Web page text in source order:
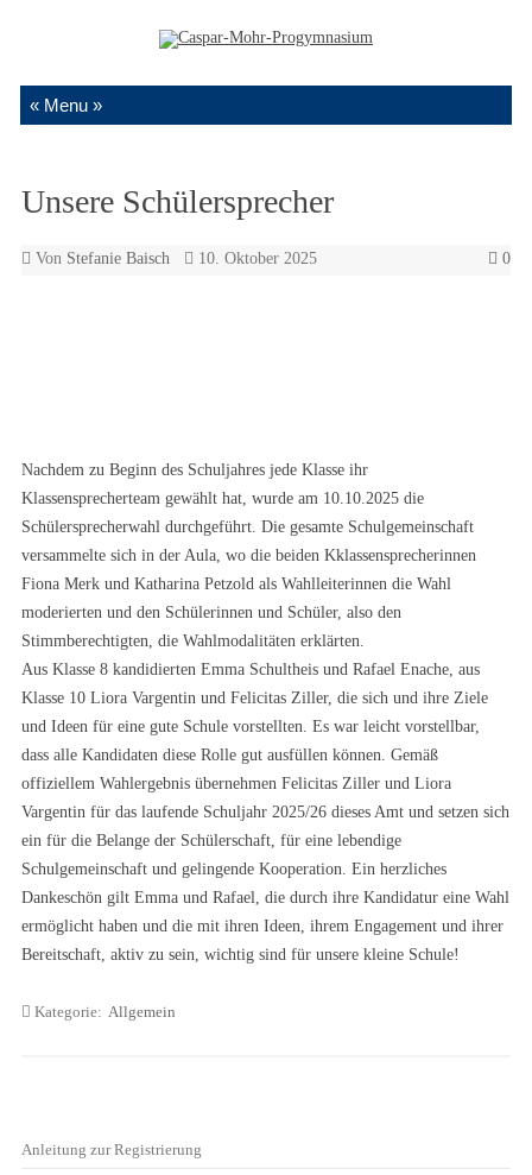
Zum Inhalt springen
Unsere Schülersprecher
Von Stefanie Baisch 10. Oktober 2025 0
Nachdem zu Beginn des Schuljahres jede Klasse ihr
Klassensprecherteam gewählt hat, wurde am 10.10.2025 die
Schülersprecherwahl durchgeführt. Die gesamte Schulgemeinschaft
versammelte sich in der Aula, wo die beiden Kklassensprecherinnen
Fiona Merk und Katharina Petzold als Wahlleiterinnen die Wahl
moderierten und den Schülerinnen und Schüler, also den
Stimmberechtigten, die Wahlmodalitäten erklärten.
Aus Klasse 8 kandidierten Emma Schultheis und Rafael Enache, aus
Klasse 10 Liora Vargentin und Felicitas Ziller, die sich und ihre Ziele
und Ideen für eine gute Schule vorstellten. Es war leicht vorstellbar,
dass alle Kandidaten diese Rolle gut ausfüllen können. Gemäß
offiziellem Wahlergebnis übernehmen Felicitas Ziller und Liora
Vargentin für das laufende Schuljahr 2025/26 dieses Amt und setzen sich
ein für die Belange der Schülerschaft, für eine lebendige
Schulgemeinschaft und gelingende Kooperation. Ein herzliches
Dankeschön gilt Emma und Rafael, die durch ihre Kandidatur eine Wahl
ermöglicht haben und die mit ihren Ideen, ihrem Engagement und ihrer
Bereitschaft, aktiv zu sein, wichtig sind für unsere kleine Schule!
Kategorie: Allgemein
Anleitung zur Registrierung